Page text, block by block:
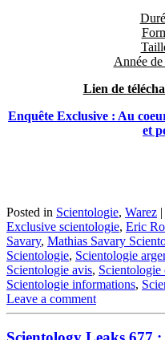
Année
Lien de
Enquête Exclusive : Au
et
Posted in Scientologie, Warez |
Exclusive scientologie, Eric
Savary, Mathias Savary
Scientologie, Scientologie
Scientologie avis, Scientologie
Scientologie informations,
Leave a comment